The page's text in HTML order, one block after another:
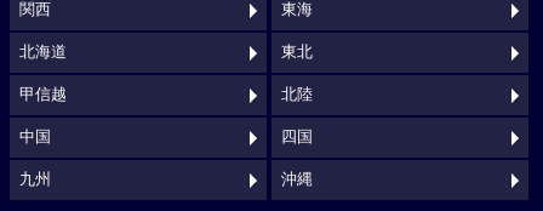
関西 東海
北海道 東北
甲信越 北陸
中国 四国
九州 沖縄